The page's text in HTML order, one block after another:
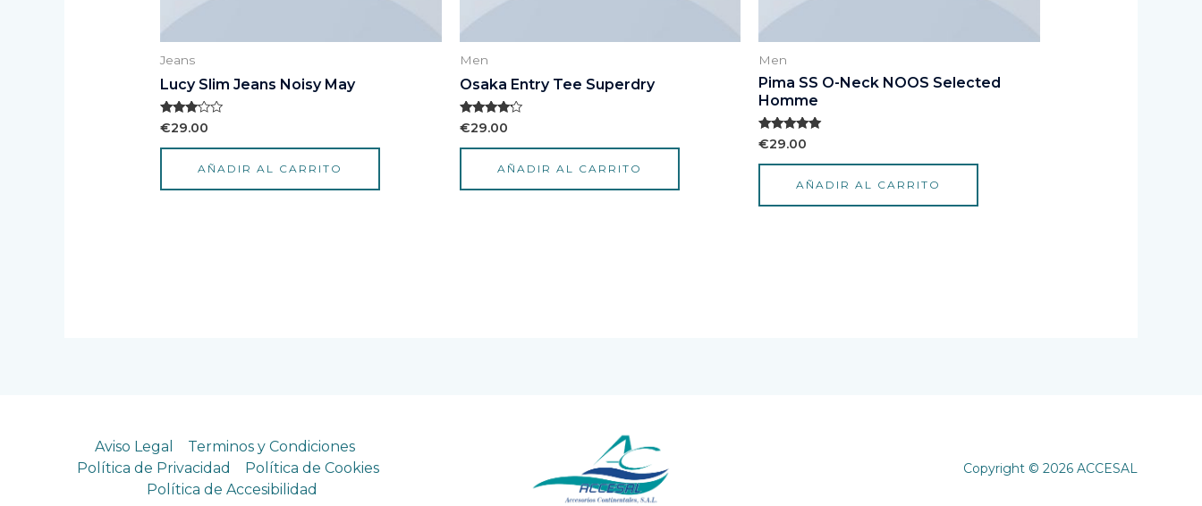
Jeans
Lucy Slim Jeans Noisy May
Valorado
con
3.00
€29.00
AÑADIR AL CARRITO
Men
Osaka Entry Tee Superdry
Valorado
con
4.00
€29.00
AÑADIR AL CARRITO
Men
Pima SS O-Neck NOOS Selected
Homme
Valorado con
5.00
de 5
€29.00
AÑADIR AL CARRITO
Aviso Legal
Terminos y Condiciones
Política de Privacidad
Política de Cookies
Política de Accesibilidad
Copyright © 2026 ACCESAL